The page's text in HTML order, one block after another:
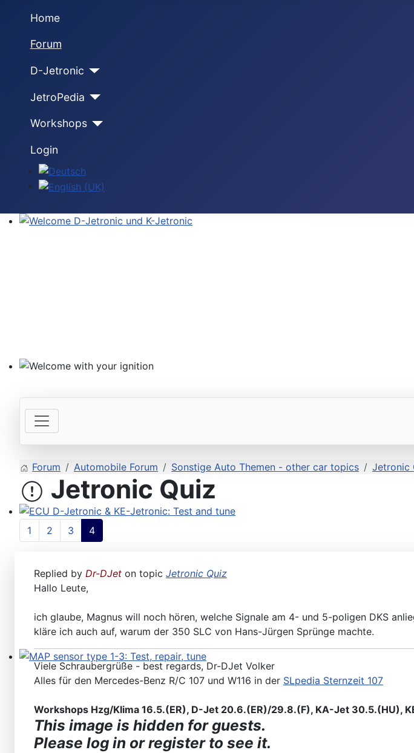
Home
Forum
D-Jetronic
JetroPedia
Workshops
Login
Select your language
ECU D-Jetronic & KE-Jetronic: Test and tune
MAP sensor type 1-3: Test, repair, tune
Forum Automobile Forum Sonstige Auto Themen - other car topics Jetronic
Jetronic Quiz
1 2 3 4
Replied by Dr-DJet on topic Jetronic Quiz
Hallo Leute,
ich glaube, Magnus will noch hören, welche Signale am 4- und 5-poligen DKS
kläre ich auch auf, warum der 350 SLC von Hans-Jürgen Sprünge machte.
Viele Schraubergrüße - best regards, Dr-DJet Volker
Alles für den Mercedes-Benz R/C 107 und W116 in der SLpedia Sternzeit 107
Workshops Hzg/Klima 16.5.(ER), D-Jet 20.6.(ER)/29.8.(F), KA-Jet 30.5.(HU),
This image is hidden for guests.
Please log in or register to see it.